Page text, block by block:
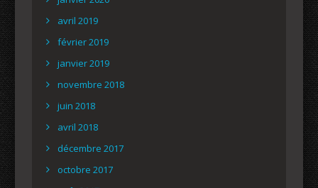
avril 2019
février 2019
janvier 2019
novembre 2018
juin 2018
avril 2018
décembre 2017
octobre 2017